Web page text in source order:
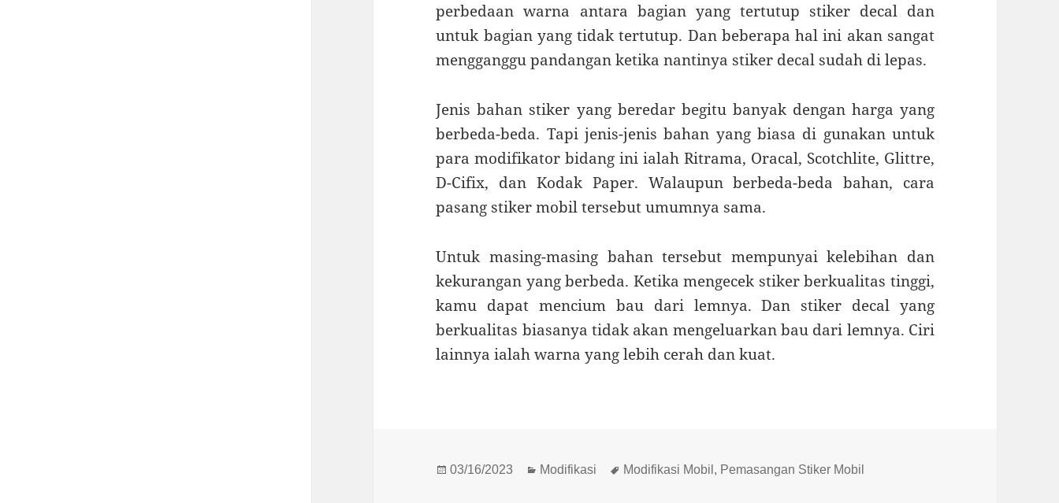
perbedaan warna antara bagian yang tertutup stiker decal dan
untuk bagian yang tidak tertutup. Dan beberapa hal ini akan sangat
mengganggu pandangan ketika nantinya stiker decal sudah di lepas.
Jenis bahan stiker yang beredar begitu banyak dengan harga yang
berbeda-beda. Tapi jenis-jenis bahan yang biasa di gunakan untuk
para modifikator bidang ini ialah Ritrama, Oracal, Scotchlite, Glittre,
D-Cifix, dan Kodak Paper. Walaupun berbeda-beda bahan, cara
pasang stiker mobil tersebut umumnya sama.
Untuk masing-masing bahan tersebut mempunyai kelebihan dan
kekurangan yang berbeda. Ketika mengecek stiker berkualitas tinggi,
kamu dapat mencium bau dari lemnya. Dan stiker decal yang
berkualitas biasanya tidak akan mengeluarkan bau dari lemnya. Ciri
lainnya ialah warna yang lebih cerah dan kuat.
Diposkan
03/16/2023 Kategori
Modifikasi Tag
Modifikasi Mobil , Pemasangan Stiker Mobil